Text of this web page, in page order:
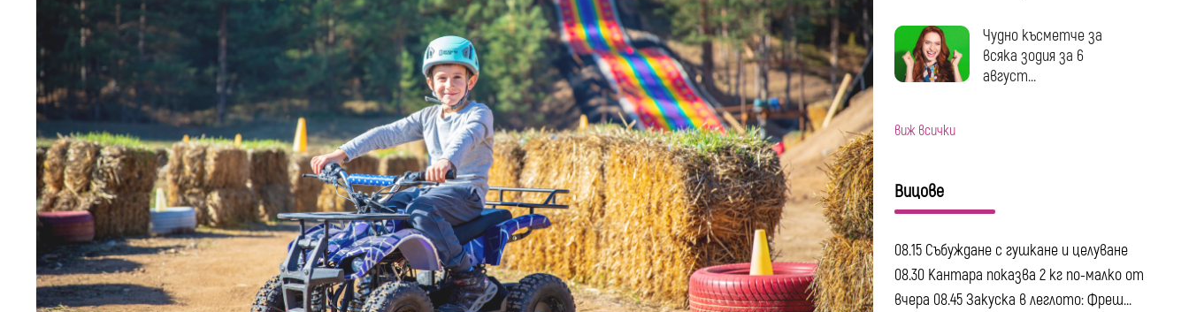
Чудно късметче за
всяка зодия за 6
август...
виж всички
Вицове
08.15 Събуждане с гушкане и целуване
08.30 Кантара показва 2 кг по-малко от
вчера 08.45 Закуска в леглото: Фреш...